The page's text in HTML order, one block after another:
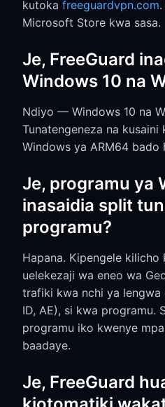
kutoka freeguardvpn.com
Microsoft Store kwa sasa.
Je, FreeGuard
Windows 10 na
Ndiyo — Windows 10 na
Tunatengeneza na kusaini
Windows ya ARM64 bado
Je, programu ya
inasaidia split
programu?
Hapana. Kipengele kilicho
uelekezaji wa eneo wa
trafiki kwa nchi ya lengwa
ID, AE), si kwa programu.
programu iko kwenye
baadaye.
Je, FreeGuard